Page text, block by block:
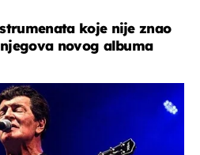
koje nije znao
novog albuma